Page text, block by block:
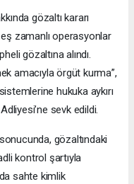
gözaltı kararı
zamanlı operasyonlar
gözaltına alındı.
amacıyla örgüt kurma”,
hukuka aykırı
sevk edildi.
gözaltındaki
kontrol şartıyla
sahte kimlik